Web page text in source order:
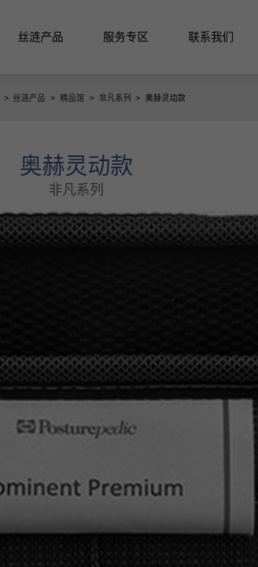
丝涟产品 服务专区 联系我们
启明系列 星迹系列
> 丝涟产品 > 精品馆 > 非凡系列 > 奥赫灵动款
奥赫灵动款
非凡系列